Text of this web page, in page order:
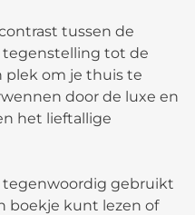
tussen de
tegenstelling tot de
plek om je thuis te
door de luxe en
het lieftallige
tegenwoordig gebruikt
boekje kunt lezen of